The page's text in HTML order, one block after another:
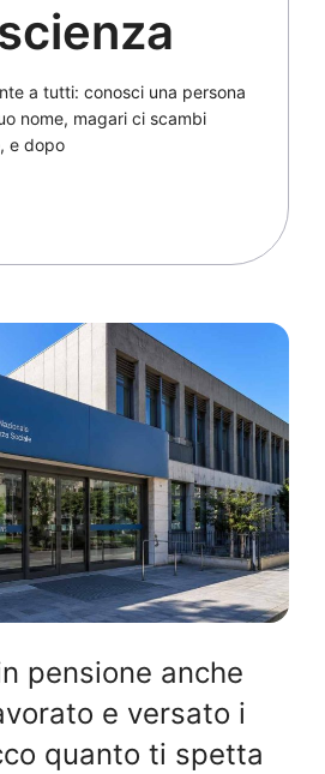
a tutti: conosci una persona
nome, magari ci scambi
e dopo
pensione anche
e versato i
quanto ti spetta